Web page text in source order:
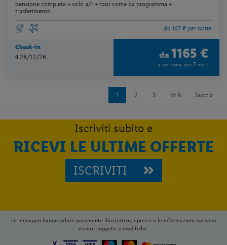
pensione completa + volo a/r + tour come da programma +
trasferimento...
da 167 € per notte
Check-in
il 28/12/26 da 1165 €
a persona per 7 notti
1 2 3 di 8 Succ »
Iscriviti subito e
RICEVI LE ULTIME OFFERTE
ISCRIVITI
Le immagini hanno valore puramente illustrativo; i prezzi e le informazioni possono
essere soggetti a modifiche.